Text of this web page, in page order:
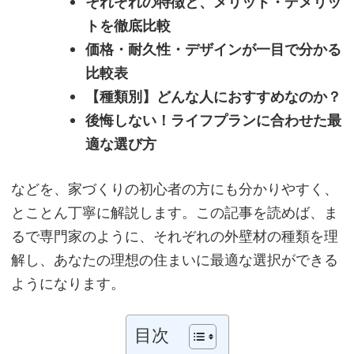
トを徹底比較
価格・耐久性・デザインが一目で分かる
比較表
【種類別】どんな人におすすめなのか？
後悔しない！ライフプランに合わせた最
適な選び方
などを、家づくりの初心者の方にも分かりやすく、
とことん丁寧に解説します。この記事を読めば、ま
るで専門家のように、それぞれの外壁材の種類を理
解し、あなたの理想の住まいに最適な選択ができる
ようになります。
目次